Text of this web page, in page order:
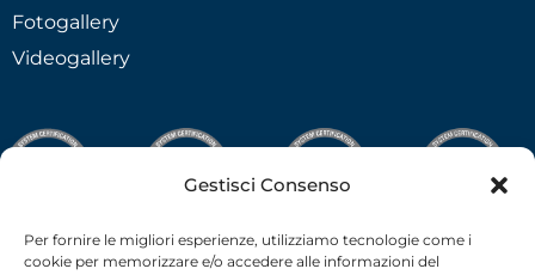
Gestisci Consenso
Per fornire le migliori esperienze, utilizziamo tecnologie come i
cookie per memorizzare e/o accedere alle informazioni del
Fotogallery
Videogallery